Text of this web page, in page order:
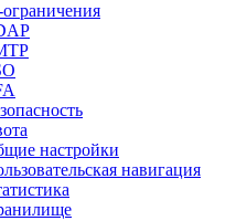
настройки
навигация